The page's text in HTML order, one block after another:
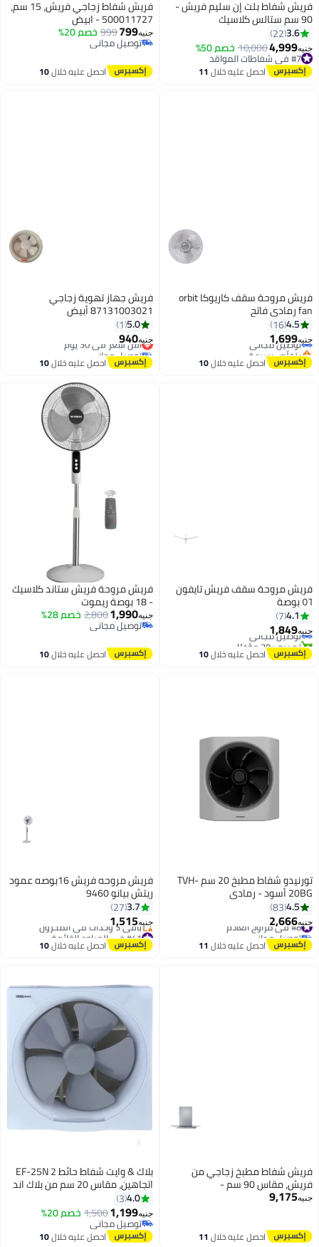
فريش شفاط بلت إن سليم فريش -
90 سم ستالس كلاسيك
3.6
22
جنيه4,999
10,000خصم 50%
#7 في شفاطات المواقد
#7 في شفاطات المواقد احصل عليه خلال 11
فريش شفاط زجاجي فريش، 15 سم،
500011727 - ابيض
جنيه799
999 خصم 20%
توصيل مجاني
توصيل مجاني
احصل عليه خلال10
فريش مروحة سقف كاريوكا orbit
fan رمادي فاتح
4.5
16
جنيه1,699
توصيل مجاني
بتخلّص بسرعة
توصيل مجانياحصل عليه خلال10
فريش جهاز تهوية زجاجي
87131003021 أبيض
5.0
1
جنيه940
أقل سعر في 30 يوم
توصيل مجاني
أقل سعر في 30 يوماحصل عليه خلال10
فريش مروحة سقف فريش تايفون
٥٦ بوصة
4.1
7
جنيه1,849
#16 في مراوح السقف
أقل سعر في 30 يوم
توصيل مجاني
تم بيع +20 مؤخرًا
#16 في مراوح السقف احصل عليه خلال10
فريش مروحة فريش ستاند كلاسيك
- 18 بوصة ريموت
جنيه1,990
2,800خصم 28%
توصيل مجاني
توصيل مجاني
احصل عليه خلال10
تورنيدو شفاط مطبخ 20 سم TVH-
20BG أسود - رمادي
4.5
83
جنيه2,666#8 في مراوح العادم
توصيل مجاني
#8 في مراوح العادم احصل عليه خلال 11
فريش مروحه فريش 16بوصه عمود
ريتش بيانو 9460
3.7
27
جنيه1,515
#41 في المراوح القائمة
توصيل مجاني
باقي 3 وحدات في المخزون
احصل عليه خلال10
فريش شفاط مطبخ زجاجي من
فريش، مقاس 90 سم -
FHC90S75MLGG
جنيه9,175
احصل عليه خلال 11
بلاك & وايت شفاط حائط EF-25N 2
اتجاهين، مقاس 20 سم من بلاك اند
وايت4.0
3
جنيه1,199
1,500خصم 20%
توصيل مجاني
توصيل مجانياحصل عليه خلال10